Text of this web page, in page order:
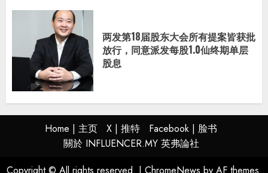
两发第18届股东大会所有提案皆获批
放行，同意派发每股1.0仙终期单层
股息
Home | 主页 X | 推特
Facebook | 脸书
關於 INFLUENCER.MY 英弗論社